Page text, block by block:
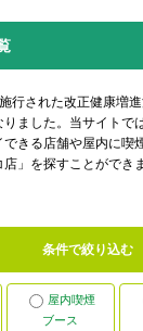
行された改正健康増
ました。当サイトで
きる店舗や屋内に喫
」を探すことができ
条件で絞り込む
屋内喫煙
ブース